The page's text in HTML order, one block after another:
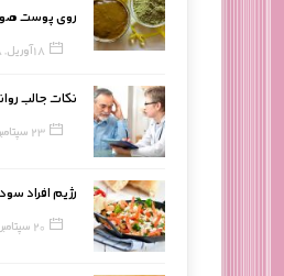
روی پوست
18 آوریل, 2018
نکات جالب
23 سپتامبر, 2017
رژیم افراد
20 سپتامبر, 2017